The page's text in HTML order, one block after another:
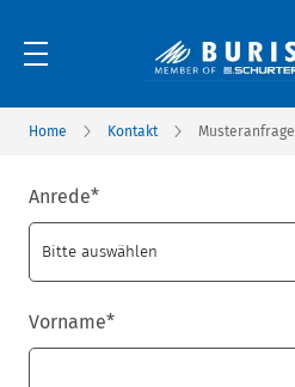
Home Kontakt Musteranfrage
Anrede*
Vorname*